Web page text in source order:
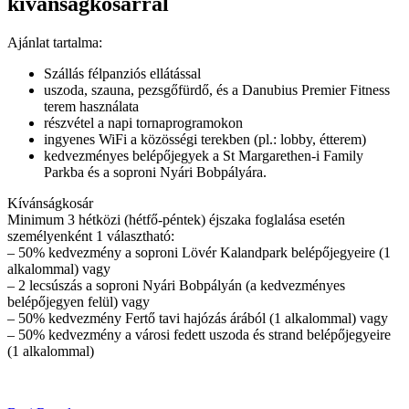
Ajánlat tartalma:
Szállás félpanziós ellátással
uszoda, szauna, pezsgőfürdő, és a Danubius Premier Fitness
terem használata
részvétel a napi tornaprogramokon
ingyenes WiFi a közösségi terekben (pl.: lobby, étterem)
kedvezményes belépőjegyek a St Margarethen-i Family
Parkba és a soproni Nyári Bobpályára.
Kívánságkosár
Minimum 3 hétközi (hétfő-péntek) éjszaka foglalása esetén
személyenként 1 választható:
– 50% kedvezmény a soproni Lövér Kalandpark belépőjegyeire (1
alkalommal) vagy
– 2 lecsúszás a soproni Nyári Bobpályán (a kedvezményes
belépőjegyen felül) vagy
– 50% kedvezmény Fertő tavi hajózás árából (1 alkalommal) vagy
– 50% kedvezmény a városi fedett uszoda és strand belépőjegyeire
(1 alkalommal)